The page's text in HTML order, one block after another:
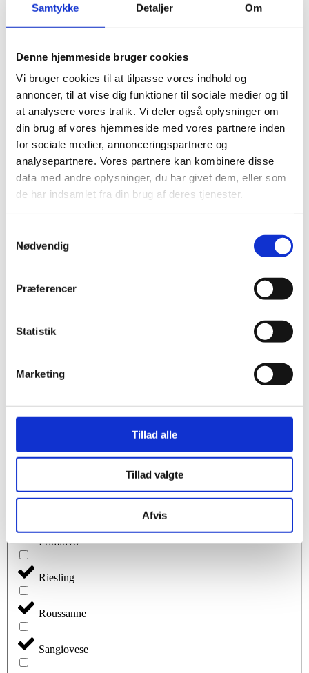
Samtykke Detaljer Om
Denne hjemmeside bruger cookies
Vi bruger cookies til at tilpasse vores indhold og
annoncer, til at vise dig funktioner til sociale medier og til
at analysere vores trafik. Vi deler også oplysninger om
din brug af vores hjemmeside med vores partnere inden
for sociale medier, annonceringspartnere og
analysepartnere. Vores partnere kan kombinere disse
data med andre oplysninger, du har givet dem, eller som
de har indsamlet fra din brug af deres tjenester.
Nødvendig
Præferencer
Statistik
Marketing
Tillad alle
Tillad valgte
Afvis
Grauburgunder
Grenache Blanc
Huxelrebe
Macabeo
Marsanne
Merlot
Mourvèdre
Muller-Thurgau
Primitivo
Riesling
Roussanne
Sangiovese